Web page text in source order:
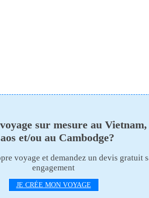
sur mesure au
et/ou au Cambodge?
voyage et demandez un devis gratuit
engagement
JE CRÉE MON VOYAGE